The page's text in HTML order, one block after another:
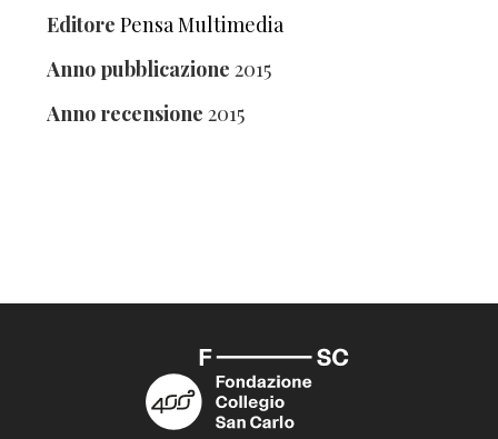
Editore Pensa Multimedia
Anno pubblicazione 2015
Anno recensione 2015